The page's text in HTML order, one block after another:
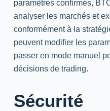
paramètres confirmés,
analyser les marchés et
conformément à la
peuvent modifier les
passer en mode manuel
décisions de trading.
Sécurité